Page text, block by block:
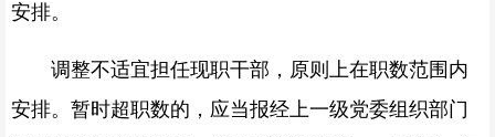
安排。
调整不适宜担任现职干部，原则上在职数范围内
安排。暂时超职数的，应当报经上一级党委组织部门